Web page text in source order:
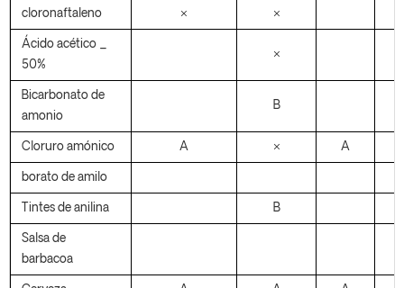
cloronaftaleno × ×
Ácido acético _
50%
×
Bicarbonato de
amonio
B
Cloruro amónico A × A
borato de amilo
Tintes de anilina B
Salsa de
barbacoa